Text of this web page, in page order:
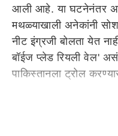
आली आहे. या घटनेनंतर
मथळ्याखाली अनेकांनी
नीट इंग्रजी बोलता येत
बॉईज प्लेड रियली वेल' असं
पाकिस्तानला ट्रोल